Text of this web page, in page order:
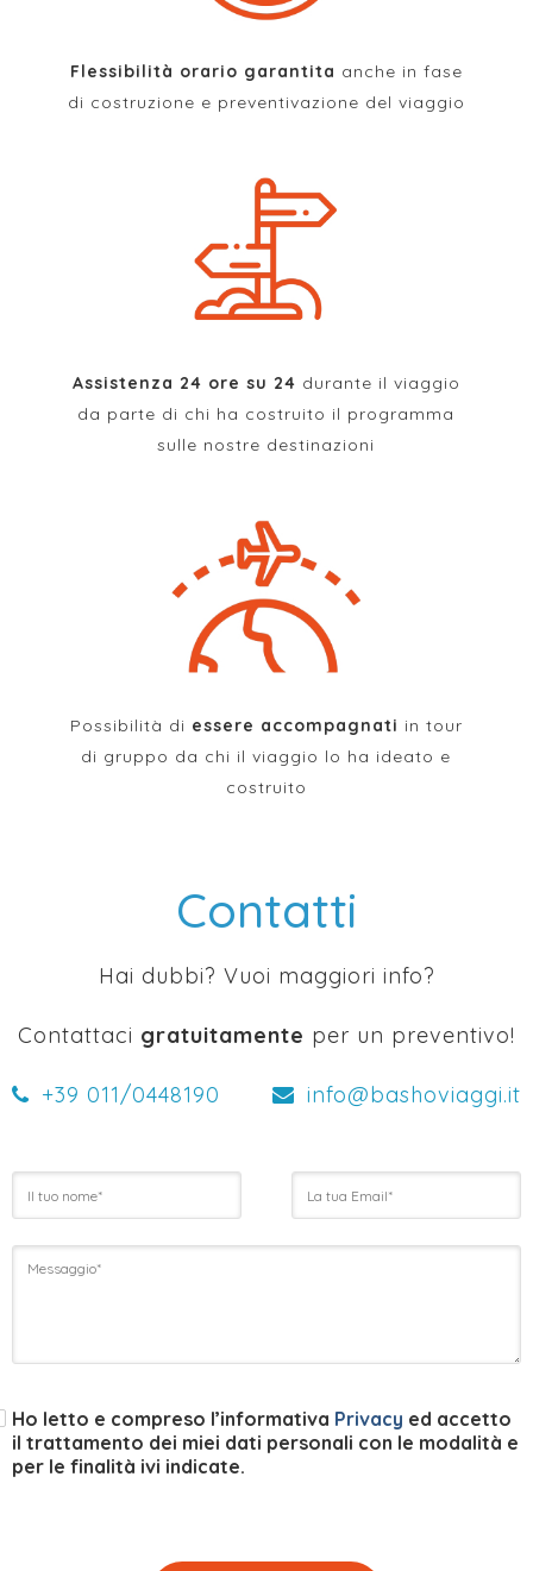
Flessibilità orario garantita anche in fase
di costruzione e preventivazione del viaggio
Assistenza 24 ore su 24 durante il viaggio
da parte di chi ha costruito il programma
sulle nostre destinazioni
Possibilità di essere accompagnati in tour
di gruppo da chi il viaggio lo ha ideato e
costruito
Contatti
Hai dubbi? Vuoi maggiori info?
Contattaci gratuitamente per un preventivo!
+39 011/0448190 info@bashoviaggi.it
Ho letto e compreso l’informativa Privacy ed accetto
il trattamento dei miei dati personali con le modalità e
per le finalità ivi indicate.